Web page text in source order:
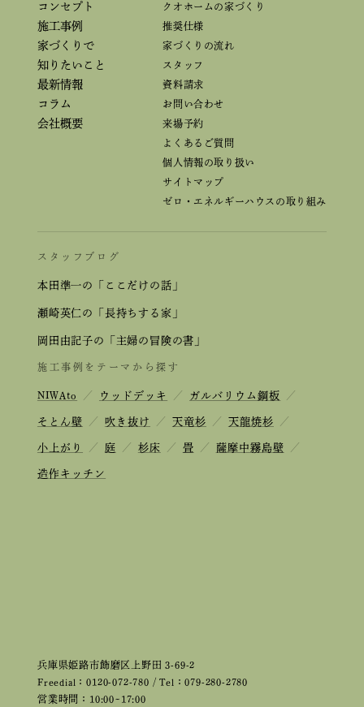
兵庫県姫路市飾磨区上野田 3-69-2
Freedial：0120-072-780 / Tel：079-280-2780
営業時間：10:00~17:00
コンセプト
施工事例
家づくりで
知りたいこと
最新情報
コラム
会社概要
クオホームの家づくり
推奨仕様
家づくりの流れ
スタッフ
資料請求
お問い合わせ
来場予約
よくあるご質問
個人情報の取り扱い
サイトマップ
ゼロ・エネルギーハウスの取り組み
スタッフブログ
本田準一の「ここだけの話」
瀬崎英仁の「長持ちする家」
岡田由記子の「主婦の冒険の書」
施工事例をテーマから探す
NIWAto ／ ウッドデッキ ／ ガルバリウム鋼板 ／
そとん壁 ／ 吹き抜け ／ 天竜杉 ／ 天龍焼杉 ／
小上がり ／ 庭 ／ 杉床 ／ 畳 ／ 薩摩中霧島壁 ／
造作キッチン